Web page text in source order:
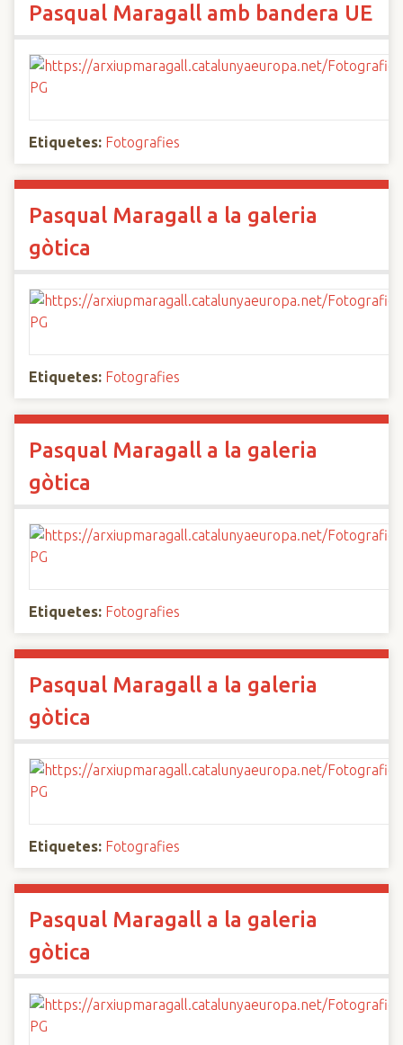
Pasqual Maragall amb bandera UE
Etiquetes: Fotografies
Pasqual Maragall a la galeria
gòtica
Etiquetes: Fotografies
Pasqual Maragall a la galeria
gòtica
Etiquetes: Fotografies
Pasqual Maragall a la galeria
gòtica
Etiquetes: Fotografies
Pasqual Maragall a la galeria
gòtica